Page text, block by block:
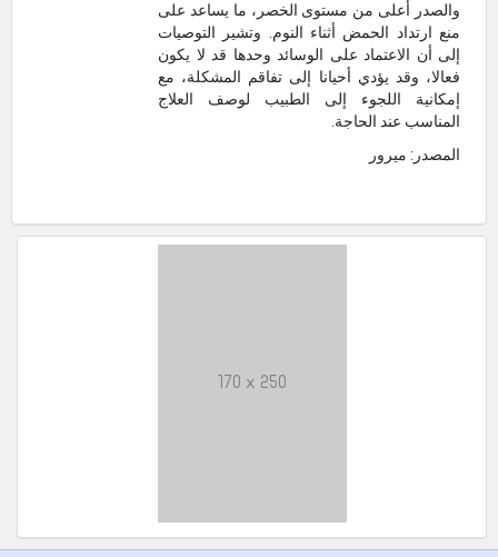
والصدر أعلى من مستوى الخصر، ما يساعد على
منع ارتداد الحمض أثناء النوم. وتشير التوصيات
إلى أن الاعتماد على الوسائد وحدها قد لا يكون
فعالا، وقد يؤدي أحيانا إلى تفاقم المشكلة، مع
إمكانية اللجوء إلى الطبيب لوصف العلاج
المناسب عند الحاجة.
المصدر: ميرور
170 x 250